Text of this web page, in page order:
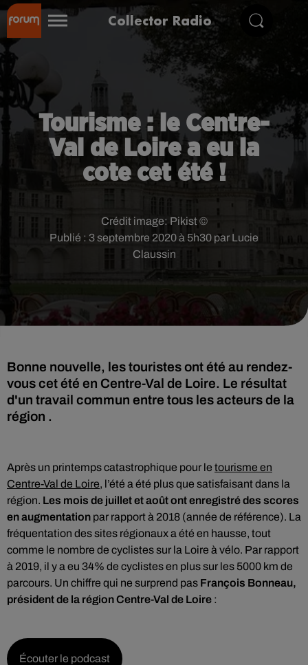
Collector Radio
Tourisme : le Centre-
Val de Loire a eu la
cote cet été !
Publié : 3 septembre 2020 à 5h30 par Lucie
Claussin
Crédit image: Pikist ©
Bonne nouvelle, les touristes ont été au rendez-
vous cet été en Centre-Val de Loire. Le résultat
d'un travail commun entre tous les acteurs de la
région .
Après un printemps catastrophique pour le tourisme en
Centre-Val de Loire, l’été a été plus que satisfaisant dans la
région. Les mois de juillet et août ont enregistré des scores
en augmentation par rapport à 2018 (année de référence). La
fréquentation des sites régionaux a été en hausse, tout
comme le nombre de cyclistes sur la Loire à vélo. Par rapport
à 2019, il y a eu 34% de cyclistes en plus sur les 5000 km de
parcours. Un chiffre qui ne surprend pas François Bonneau,
président de la région Centre-Val de Loire :
Écouter le podcast